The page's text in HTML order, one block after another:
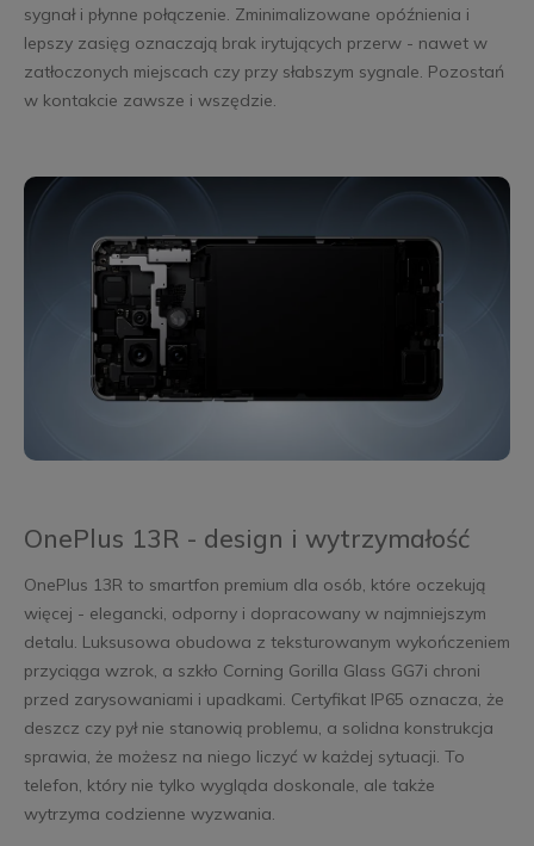
sygnał i płynne połączenie. Zminimalizowane opóźnienia i
lepszy zasięg oznaczają brak irytujących przerw - nawet w
zatłoczonych miejscach czy przy słabszym sygnale. Pozostań
w kontakcie zawsze i wszędzie.
OnePlus 13R - design i wytrzymałość
OnePlus 13R to smartfon premium dla osób, które oczekują
więcej - elegancki, odporny i dopracowany w najmniejszym
detalu. Luksusowa obudowa z teksturowanym wykończeniem
przyciąga wzrok, a szkło Corning Gorilla Glass GG7i chroni
przed zarysowaniami i upadkami. Certyfikat IP65 oznacza, że
deszcz czy pył nie stanowią problemu, a solidna konstrukcja
sprawia, że możesz na niego liczyć w każdej sytuacji. To
telefon, który nie tylko wygląda doskonale, ale także
wytrzyma codzienne wyzwania.